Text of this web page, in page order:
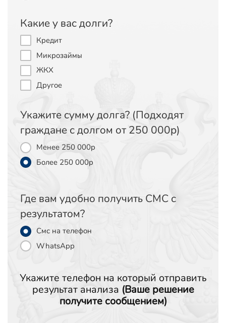
Какие у вас долги?
Кредит
Микрозаймы
ЖКХ
Другое
Укажите сумму долга? (Подходят
граждане с долгом от 250 000р)
Менее 250 000р
Более 250 000р
Где вам удобно получить СМС c
результатом?
Смс на телефон
WhatsApp
Укажите телефон на который отправить
результат анализа (Ваше решение
получите сообщением)